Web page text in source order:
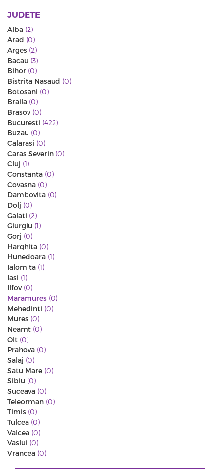
JUDETE
Alba (2)
Arad (0)
Arges (2)
Bacau (3)
Bihor (0)
Bistrita Nasaud (0)
Botosani (0)
Braila (0)
Brasov (0)
Bucuresti (422)
Buzau (0)
Calarasi (0)
Caras Severin (0)
Cluj (1)
Constanta (0)
Covasna (0)
Dambovita (0)
Dolj (0)
Galati (2)
Giurgiu (1)
Gorj (0)
Harghita (0)
Hunedoara (1)
Ialomita (1)
Iasi (1)
Ilfov (0)
Maramures (0)
Mehedinti (0)
Mures (0)
Neamt (0)
Olt (0)
Prahova (0)
Salaj (0)
Satu Mare (0)
Sibiu (0)
Suceava (0)
Teleorman (0)
Timis (0)
Tulcea (0)
Valcea (0)
Vaslui (0)
Vrancea (0)